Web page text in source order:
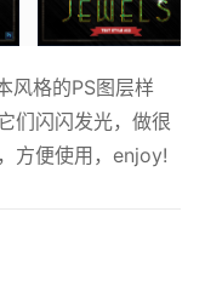
风格的PS图层样
们闪闪发光，做很
方便使用，enjoy!